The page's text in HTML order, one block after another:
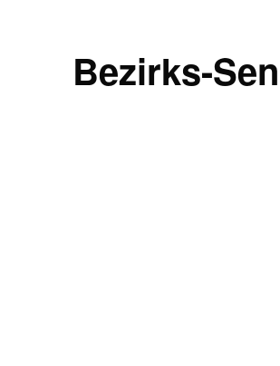
Bezirks-